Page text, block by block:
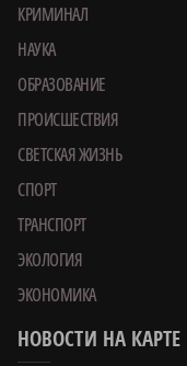
КРИМИНАЛ
НАУКА
ОБРАЗОВАНИЕ
ПРОИСШЕСТВИЯ
СВЕТСКАЯ ЖИЗНЬ
СПОРТ
ТРАНСПОРТ
ЭКОЛОГИЯ
ЭКОНОМИКА
НОВОСТИ НА КАРТЕ